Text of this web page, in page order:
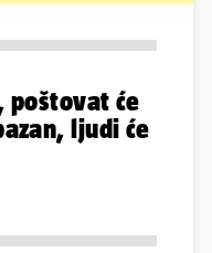
poštovat će
ljudi će